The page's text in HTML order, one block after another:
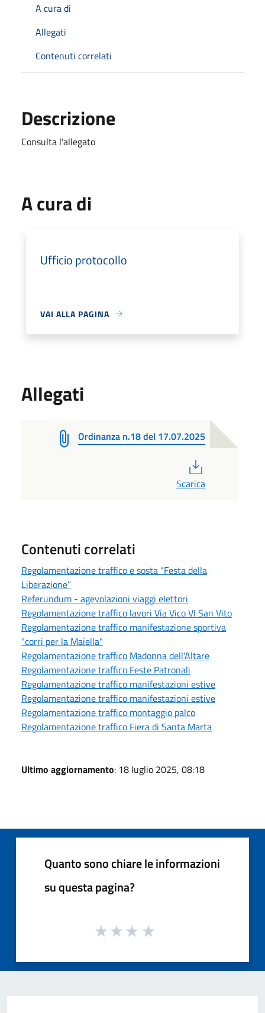
A cura di
Allegati
Contenuti correlati
Descrizione
Consulta l'allegato
A cura di
Ufficio protocollo
VAI ALLA PAGINA
Allegati
Ordinanza n.18 del 17.07.2025
Scarica
Contenuti correlati
Regolamentazione traffico e sosta “Festa della
Liberazione”
Referundum - agevolazioni viaggi elettori
Regolamentazione traffico lavori Via Vico VI San Vito
Regolamentazione traffico manifestazione sportiva
"corri per la Maiella"
Regolamentazione traffico Madonna dell'Altare
Regolamentazione traffico Feste Patronali
Regolamentazione traffico manifestazioni estive
Regolamentazione traffico manifestazioni estive
Regolamentazione traffico montaggio palco
Regolamentazione traffico Fiera di Santa Marta
Ultimo aggiornamento: 18 luglio 2025, 08:18
Quanto sono chiare le informazioni
su questa pagina?